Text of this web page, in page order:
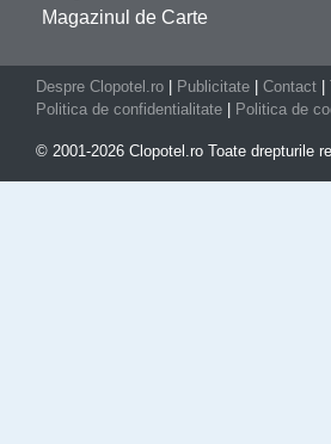
Magazinul de Carte
Despre Clopotel.ro Publicitate Contact
Politica de confidentialitate
Politica de
© 2001-2026 Clopotel.ro Toate drepturile